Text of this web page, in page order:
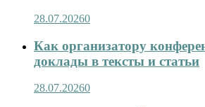
28.07.20260
Как организатору
доклады в тексты и статьи
28.07.20260